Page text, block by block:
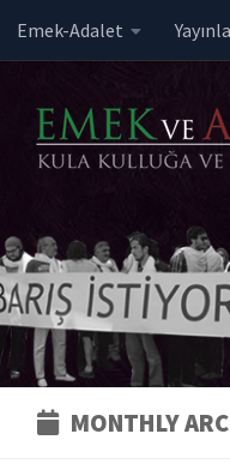
Skip to content
Emek-Adalet
MONTHLY